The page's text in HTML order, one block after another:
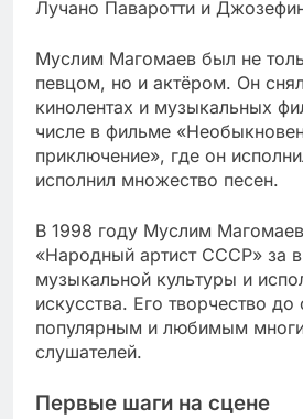
Лучано Паваротти и
Муслим Магомаев был не
певцом, но и актёром. Он
кинолентах и музыкальных
числе в фильме
приключение», где он
исполнил множество песен.
В 1998 году Муслим
«Народный артист СССР» за
музыкальной культуры и
искусства. Его творчество до
популярным и любимым
слушателей.
Первые шаги на сцене